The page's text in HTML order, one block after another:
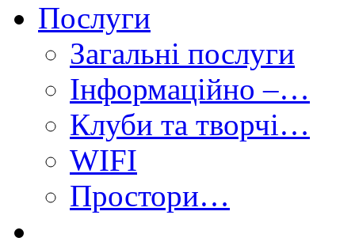
Послуги
Загальні послуги
Інформаційно –…
Клуби та творчі…
WIFI
Простори…